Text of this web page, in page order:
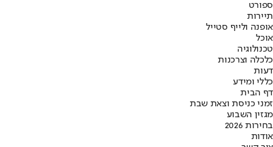
ספורט
תיירות
אופנה ולייף סטייל
אוכל
טכנולוגיה
כלכלה וצרכנות
דעות
כללי ומידע
דף הבית
זמני כניסת וצאת שבת
מגזין השבוע
בחירות 2026
אודות